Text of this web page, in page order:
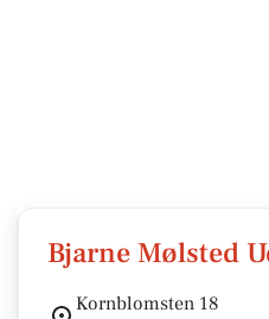
Bjarne Mølsted
Kornblomsten 18